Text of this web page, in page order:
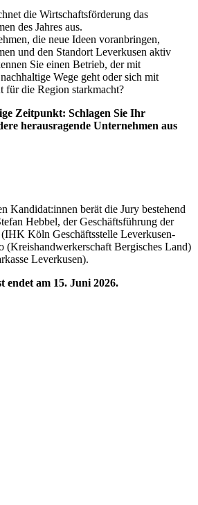
die Wirtschaftsförderung das
des Jahres aus.
die neue Ideen voranbringen,
und den Standort Leverkusen aktiv
Sie einen Betrieb, der mit
Wege geht oder sich mit
für die Region starkmacht?
Zeitpunkt: Schlagen Sie Ihr
herausragende Unternehmen aus
Kandidat:innen berät die Jury bestehend
Hebbel, der Geschäftsführung der
Köln Geschäftsstelle Leverkusen-
(Kreishandwerkerschaft Bergisches Land)
Leverkusen).
endet am 15. Juni 2026.